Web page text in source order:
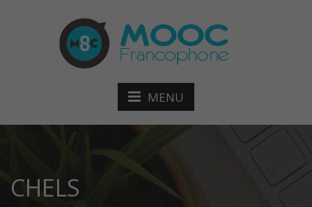
MENU
CHELS